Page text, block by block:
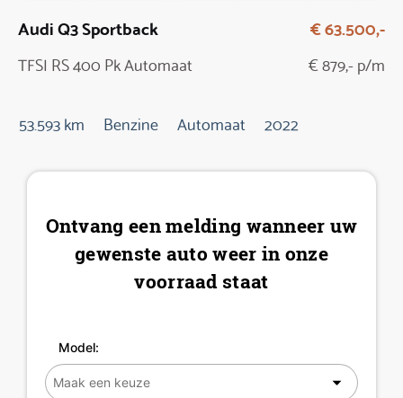
Audi Q3 Sportback
TFSI RS 400 Pk Automaat
€ 63.500,-
€ 879,- p/m
53.593 km Benzine Automaat 2022
Ontvang een melding wanneer uw
gewenste auto weer in onze
voorraad staat
Model: